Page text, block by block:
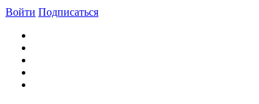
Войти Подписаться